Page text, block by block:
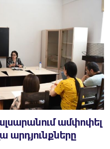
ամփոփել
արդյունքները